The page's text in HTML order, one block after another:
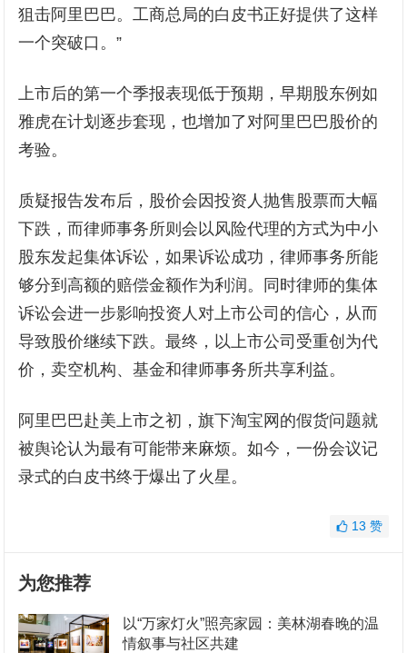
狙击阿里巴巴。工商总局的白皮书正好提供了这样
一个突破口。”
上市后的第一个季报表现低于预期，早期股东例如
雅虎在计划逐步套现，也增加了对阿里巴巴股价的
考验。
质疑报告发布后，股价会因投资人抛售股票而大幅
下跌，而律师事务所则会以风险代理的方式为中小
股东发起集体诉讼，如果诉讼成功，律师事务所能
够分到高额的赔偿金额作为利润。同时律师的集体
诉讼会进一步影响投资人对上市公司的信心，从而
导致股价继续下跌。最终，以上市公司受重创为代
价，卖空机构、基金和律师事务所共享利益。
阿里巴巴赴美上市之初，旗下淘宝网的假货问题就
被舆论认为最有可能带来麻烦。如今，一份会议记
录式的白皮书终于爆出了火星。
13 赞
为您推荐
以“万家灯火”照亮家园：美林湖春晚的温
情叙事与社区共建